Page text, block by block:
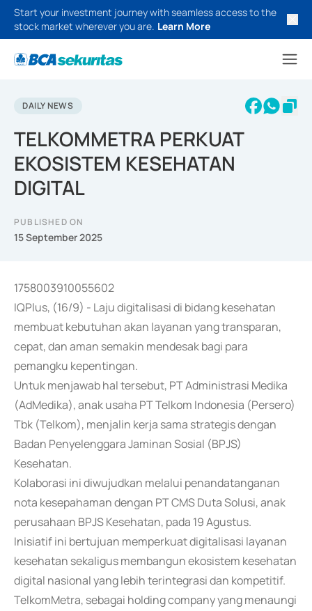
Start your investment journey with seamless access to the
stock market wherever you are. Learn More
DAILY NEWS
TELKOMMETRA PERKUAT
EKOSISTEM KESEHATAN
DIGITAL
PUBLISHED ON
15 September 2025
1758003910055602
IQPlus, (16/9) - Laju digitalisasi di bidang kesehatan
membuat kebutuhan akan layanan yang transparan,
cepat, dan aman semakin mendesak bagi para
pemangku kepentingan.
Untuk menjawab hal tersebut, PT Administrasi Medika
(AdMedika), anak usaha PT Telkom Indonesia (Persero)
Tbk (Telkom), menjalin kerja sama strategis dengan
Badan Penyelenggara Jaminan Sosial (BPJS)
Kesehatan.
Kolaborasi ini diwujudkan melalui penandatanganan
nota kesepahaman dengan PT CMS Duta Solusi, anak
perusahaan BPJS Kesehatan, pada 19 Agustus.
Inisiatif ini bertujuan memperkuat digitalisasi layanan
kesehatan sekaligus membangun ekosistem kesehatan
digital nasional yang lebih terintegrasi dan kompetitif.
TelkomMetra, sebagai holding company yang menaungi